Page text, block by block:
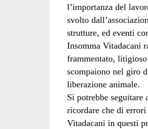
l’importanza del
svolto
strutture, ed eventi
Insomma Vitadacani
frammentato,
scompaiono nel giro
liberazione animale.
Si potrebbe seguitare
ricordare che di
Vitadacani in questi